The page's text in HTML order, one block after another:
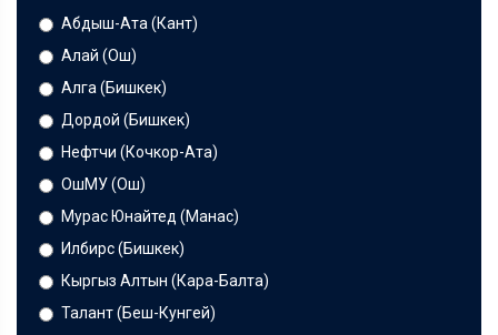
Абдыш-Ата (Кант)
Алай (Ош)
Алга (Бишкек)
Дордой (Бишкек)
Нефтчи (Кочкор-Ата)
ОшМУ (Ош)
Мурас Юнайтед (Манас)
Илбирс (Бишкек)
Кыргыз Алтын (Кара-Балта)
Талант (Беш-Кунгей)